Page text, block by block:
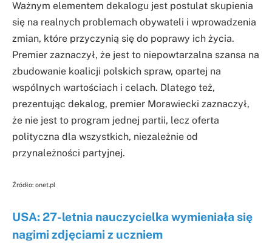
Ważnym elementem dekalogu jest postulat skupienia
się na realnych problemach obywateli i wprowadzenia
zmian, które przyczynią się do poprawy ich życia.
Premier zaznaczył, że jest to niepowtarzalna szansa na
zbudowanie koalicji polskich spraw, opartej na
wspólnych wartościach i celach. Dlatego też,
prezentując dekalog, premier Morawiecki zaznaczył,
że nie jest to program jednej partii, lecz oferta
polityczna dla wszystkich, niezależnie od
przynależności partyjnej.
Źródło: onet.pl
USA: 27-letnia nauczycielka wymieniała się
nagimi zdjęciami z uczniem